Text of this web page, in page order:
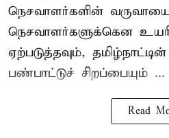
நெசவாளர்களின் வருவாயை
நெசவாளர்களுக்கென
ஏற்படுத்தவும்,
பண்பாட்டுச் சிறப்பையும் ...
Read